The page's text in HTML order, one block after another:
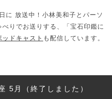
に 放送中！小林美和子とパーソ
りでお送りする、「宝石印鑑に
ッドキャスト も配信しています。
5月（終了しました）